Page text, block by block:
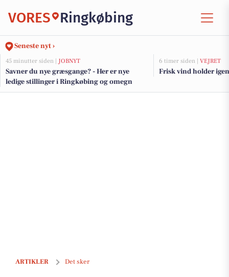
VORES Ringkøbing
Seneste nyt ›
45 minutter siden | JOBNYT
Savner du nye græsgange? - Her er nye
ledige stillinger i Ringkøbing og omegn
6 timer siden | VEJRET
Frisk vind holder
ARTIKLER Det sker
Oplev Ringkøbing denne weekend: Vulkaner, kolonihaver og musik